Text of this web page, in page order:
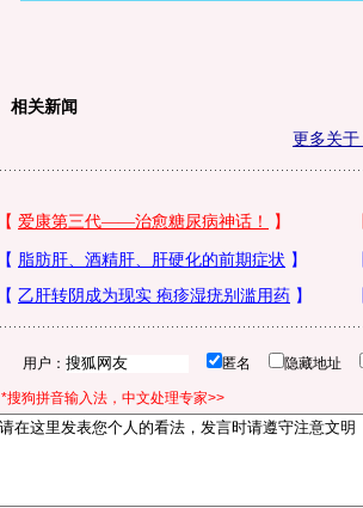
相关新闻
更多关于
用户： 匿名 隐藏地址
*搜狗拼音输入法，中文处理专家>>